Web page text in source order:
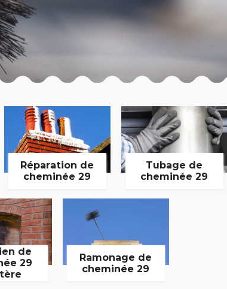
Réparation de
cheminée 29
Tubage de
cheminée 29
de
29
Ramonage de
cheminée 29